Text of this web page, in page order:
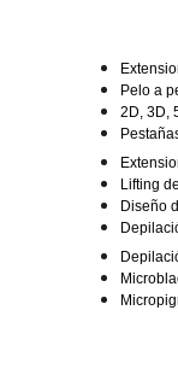
Pelo a
2D, 3D,
Lifting
Diseño